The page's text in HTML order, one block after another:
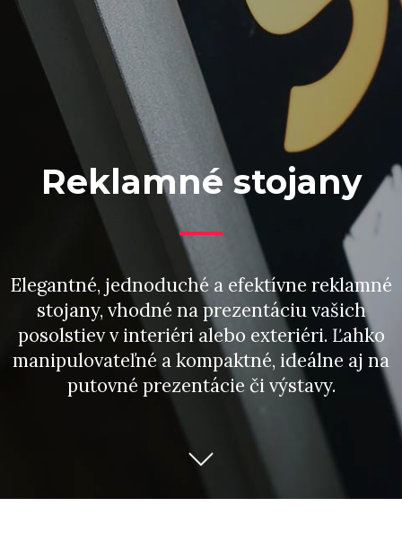
Reklamné stojany
Elegantné, jednoduché a efektívne reklamné
stojany, vhodné na prezentáciu vašich
posolstiev v interiéri alebo exteriéri. Ľahko
manipulovateľné a kompaktné, ideálne aj na
putovné prezentácie či výstavy.